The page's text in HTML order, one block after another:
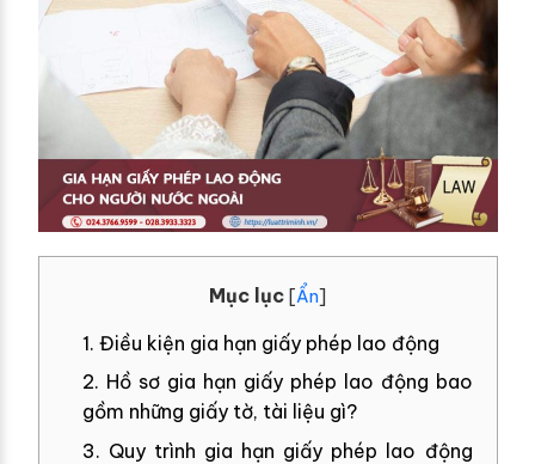
Mục lục [Ẩn]
1. Điều kiện gia hạn giấy phép lao động
2. Hồ sơ gia hạn giấy phép lao động bao
gồm những giấy tờ, tài liệu gì?
3. Quy trình gia hạn giấy phép lao động